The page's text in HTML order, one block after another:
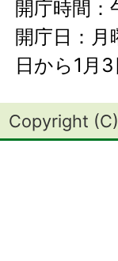
開庁時間：
開庁日：
日から1月
Copyright